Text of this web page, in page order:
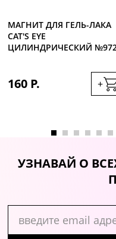
МАГНИТ ДЛЯ ГЕЛЬ-ЛАКА
CAT'S EYE
ЦИЛИНДРИЧЕСКИЙ
160 Р. +
УЗНАВАЙ О